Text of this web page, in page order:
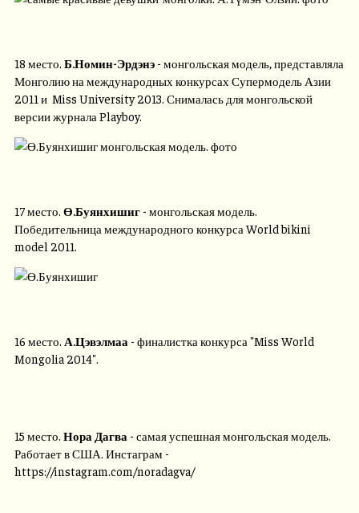
18 место. Б.Номин-Эрдэнэ - монгольская модель, представляла
Монголию на международных конкурсах Супермодель Азии
2011 и Miss University 2013. Снималась для монгольской
версии журнала Playboy.
17 место. Ө.Буянхишиг - монгольская модель.
Победительница международного конкурса World bikini
model 2011.
16 место. А.Цэвэлмаа - финалистка конкурса "Miss World
Mongolia 2014".
15 место. Нора Дагва - самая успешная монгольская модель.
Работает в США. Инстаграм -
https://instagram.com/noradagva/